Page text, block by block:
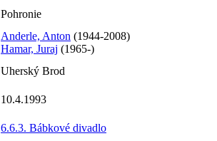
Pohronie
Anderle, Anton (1944-2008)
Hamar, Juraj (1965-)
Uherský Brod
10.4.1993
6.6.3. Bábkové divadlo